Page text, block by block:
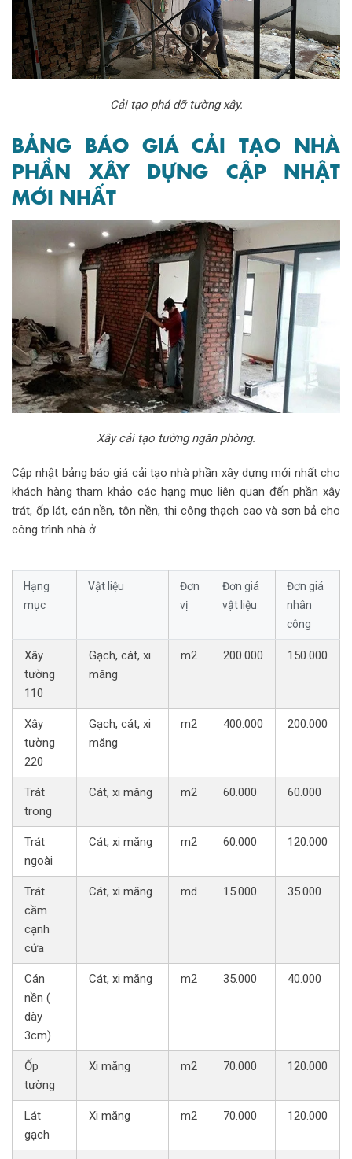
Cải tạo phá dỡ tường xây.
BẢNG BÁO GIÁ CẢI TẠO NHÀ
PHẦN XÂY DỰNG CẬP NHẬT
MỚI NHẤT
Xây cải tạo tường ngăn phòng.
Cập nhật bảng báo giá cải tạo nhà phần xây dựng mới nhất cho
khách hàng tham khảo các hạng mục liên quan đến phần xây
trát, ốp lát, cán nền, tôn nền, thi công thạch cao và sơn bả cho
công trình nhà ở.
Hạng
mục
Vật liệu
Đơn
vị
Đơn giá
vật liệu
Đơn giá
nhân
công
Xây
tường
110
Gạch, cát, xi
măng
m2 200.000 150.000
Xây
tường
220
Gạch, cát, xi
măng
m2 400.000 200.000
Trát
trong
Cát, xi măng m2 60.000 60.000
Trát
ngoài
Cát, xi măng m2 60.000 120.000
Trát
cầm
cạnh
cửa
Cát, xi măng md 15.000 35.000
Cán
nền (
dày
3cm)
Cát, xi măng m2 35.000 40.000
Ốp
tường
Xi măng m2 70.000 120.000
Lát
gạch
Xi măng m2 70.000 120.000